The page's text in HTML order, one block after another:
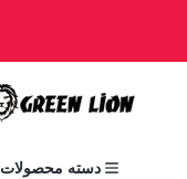
دسته محصولات